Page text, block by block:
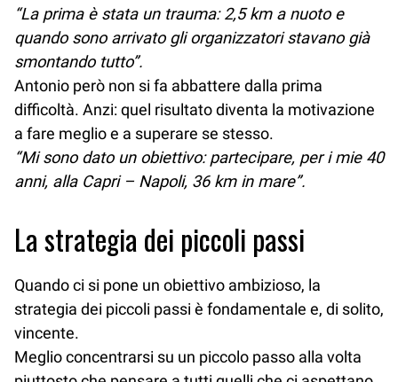
“La prima è stata un trauma: 2,5 km a nuoto e
quando sono arrivato gli organizzatori stavano già
smontando tutto”.
Antonio però non si fa abbattere dalla prima
difficoltà. Anzi: quel risultato diventa la motivazione
a fare meglio e a superare se stesso.
“Mi sono dato un obiettivo: partecipare, per i mie 40
anni, alla Capri – Napoli, 36 km in mare”.
La strategia dei piccoli passi
Quando ci si pone un obiettivo ambizioso, la
strategia dei piccoli passi è fondamentale e, di solito,
vincente.
Meglio concentrarsi su un piccolo passo alla volta